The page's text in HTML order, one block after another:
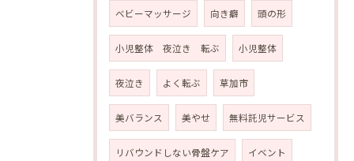
ベビーマッサージ 向き癖 頭の形
小児整体 夜泣き 転ぶ 小児整体
夜泣き よく転ぶ 草加市
美バランス 美やせ 無料託児サービス
リバウンドしない骨盤ケア イベント